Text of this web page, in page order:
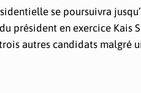
se poursuivra
président en exercice Kais
autres candidats malgré